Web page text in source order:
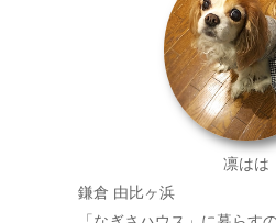
凛はは
鎌倉 由比ヶ浜